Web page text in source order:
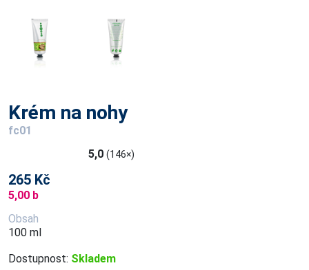
Krém na nohy
fc01
5,0 (146×)
265 Kč
5,00 b
Obsah
100 ml
Dostupnost: Skladem